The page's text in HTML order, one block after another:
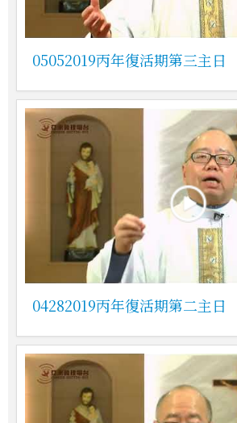
05052019丙年復活期第三主日
04282019丙年復活期第二主日